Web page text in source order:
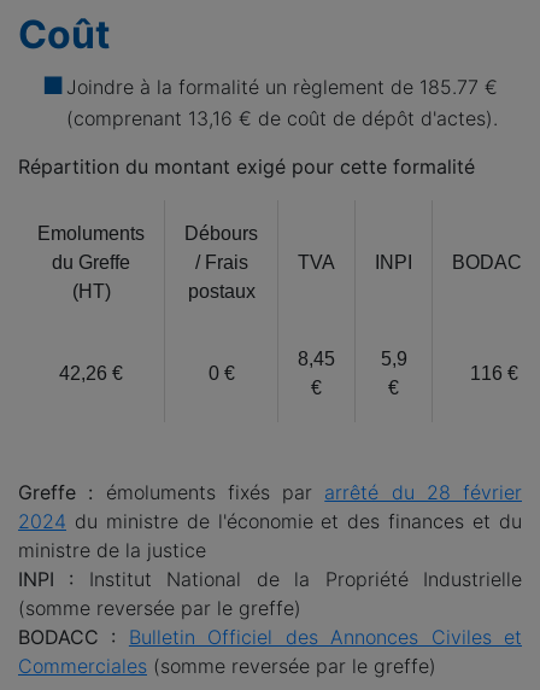
Coût
Joindre à la formalité un règlement de 185.77 €
(comprenant 13,16 € de coût de dépôt d'actes).
Répartition du montant exigé pour cette formalité
Emoluments
du Greffe
(HT)
Débours
/ Frais
postaux
TVA INPI BODACC
42,26 € 0 €
8,45
€
5,9
€
116 €
Greffe : émoluments fixés par arrêté du 28 février
2024 du ministre de l'économie et des finances et du
ministre de la justice
INPI : Institut National de la Propriété Industrielle
(somme reversée par le greffe)
BODACC : Bulletin Officiel des Annonces Civiles et
Commerciales (somme reversée par le greffe)